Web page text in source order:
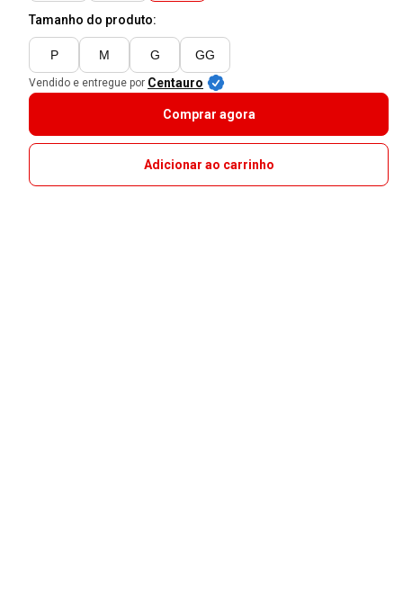
Tamanho do produto:
P M G GG
Vendido e entregue por Centauro
Comprar agora
Adicionar ao carrinho